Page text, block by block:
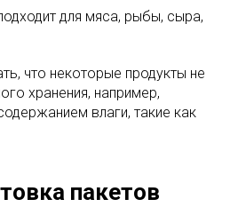
для мяса, рыбы, сыра,
что некоторые продукты не
хранения, например,
влаги, такие как
пакетов